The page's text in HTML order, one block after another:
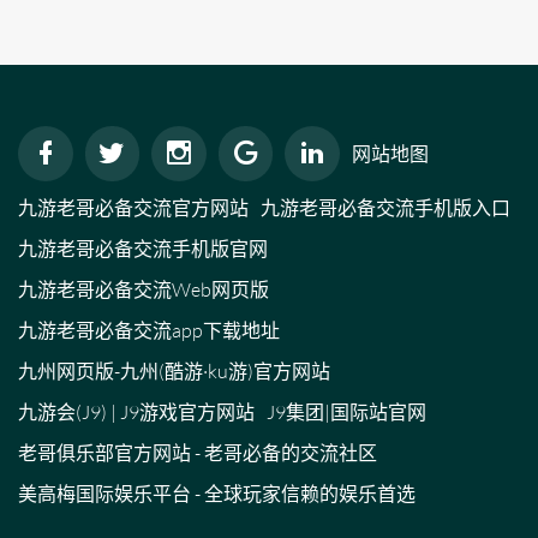
网站地图
九游老哥必备交流官方网站 九游老哥必备交流手机版入口
九游老哥必备交流手机版官网
九游老哥必备交流Web网页版
九游老哥必备交流app下载地址
九州网页版-九州(酷游·ku游)官方网站
九游会(J9) | J9游戏官方网站
J9集团|国际站官网
老哥俱乐部官方网站 - 老哥必备的交流社区
美高梅国际娱乐平台 - 全球玩家信赖的娱乐首选